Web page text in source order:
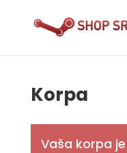
Korpa
Vaša korpa